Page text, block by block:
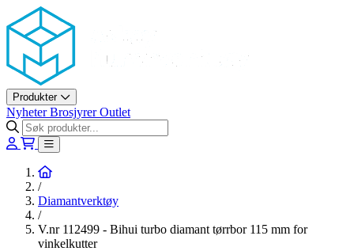
Askøy Murerverktøy AS
Produkter
NyheterBrosjyrerOutlet
Hjem
/
Diamantverktøy
/
V.nr 112499 - Bihui turbo diamant tørrbor 115 mm for
vinkelkutter